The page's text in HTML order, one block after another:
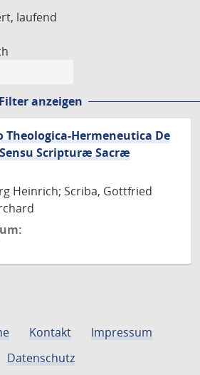
laufend
Filter anzeigen
Theologica-Hermeneutica De
Scripturæ Sacræ
Heinrich; Scriba, Gottfried
Kontakt
Impressum
Datenschutz